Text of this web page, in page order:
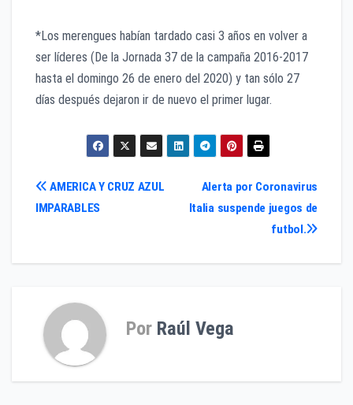
*Los merengues habían tardado casi 3 años en volver a
ser líderes (De la Jornada 37 de la campaña 2016-2017
hasta el domingo 26 de enero del 2020) y tan sólo 27
días después dejaron ir de nuevo el primer lugar.
Navegación
entradas
Alerta por Coronavirus
Italia suspende juegos de
futbol.
AMERICA Y CRUZ AZUL
IMPARABLES
Por Raúl Vega